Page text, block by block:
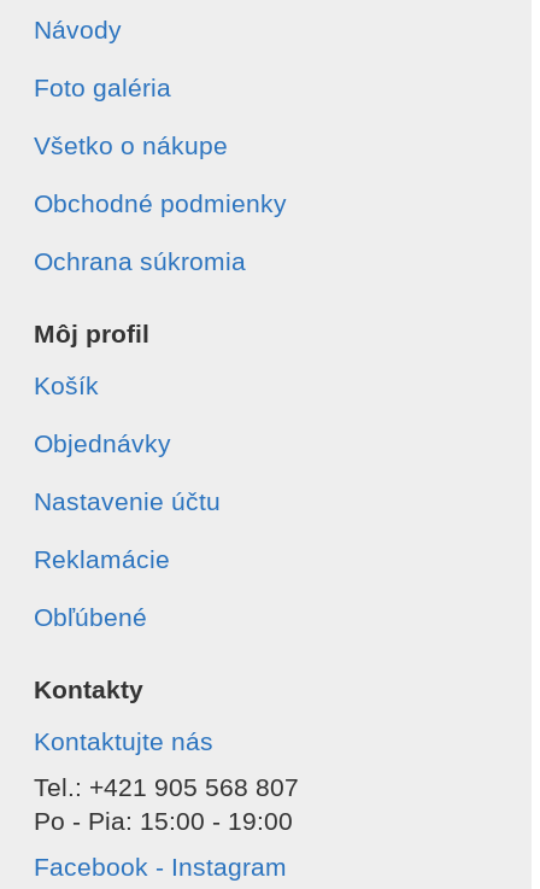
Návody
Foto galéria
Všetko o nákupe
Obchodné podmienky
Ochrana súkromia
Môj profil
Košík
Objednávky
Nastavenie účtu
Reklamácie
Obľúbené
Kontakty
Kontaktujte nás
Tel.: +421 905 568 807
Po - Pia: 15:00 - 19:00
Facebook - Instagram